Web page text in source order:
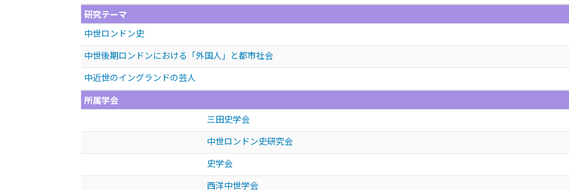
研究テーマ
中世ロンドン史
中世後期ロンドンにおける「外国人」と都市社会
中近世のイングランドの芸人
所属学会
三田史学会
中世ロンドン史研究会
史学会
西洋中世学会